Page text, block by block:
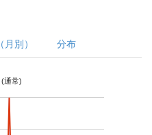
別） 分布
(通常)